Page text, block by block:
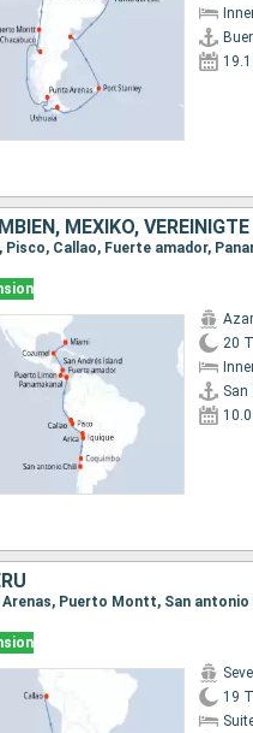
20 T
San
Puerto Montt, San antonio
19 T